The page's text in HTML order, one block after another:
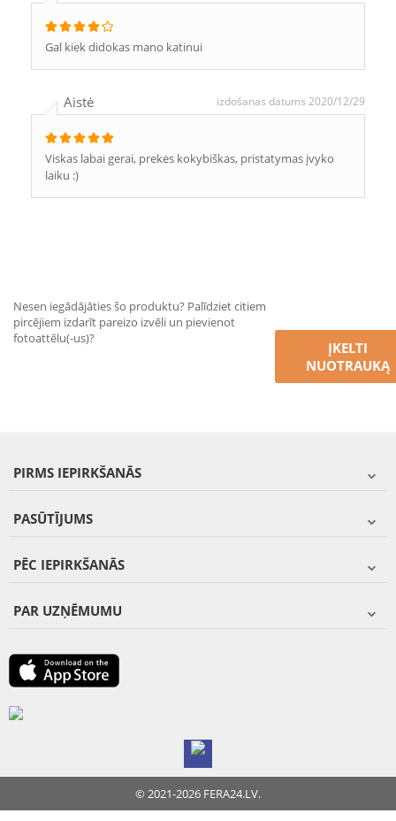
Gal kiek didokas mano katinui
Aistė izdošanas datums 2020/12/29
Viskas labai gerai, prekės kokybiškas, pristatymas įvyko
laiku :)
Nesen iegādājāties šo produktu? Palīdziet citiem
pircējiem izdarīt pareizo izvēli un pievienot
fotoattēlu(-us)?
ĮKELTI
NUOTRAUKĄ
PIRMS IEPIRKŠANĀS
PASŪTĪJUMS
PĒC IEPIRKŠANĀS
PAR UZŅĒMUMU
© 2021-2026 FERA24.LV.